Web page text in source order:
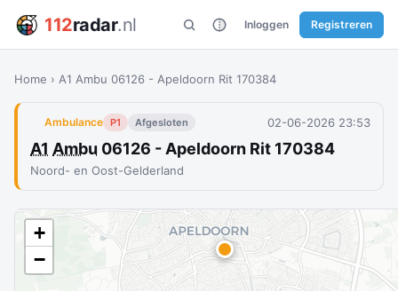
112radar.nl Inloggen Registreren
Home › A1 Ambu 06126 - Apeldoorn Rit 170384
Ambulance P1 Afgesloten 02-06-2026 23:53
A1 Ambu 06126 - Apeldoorn Rit 170384
Noord- en Oost-Gelderland
+
−